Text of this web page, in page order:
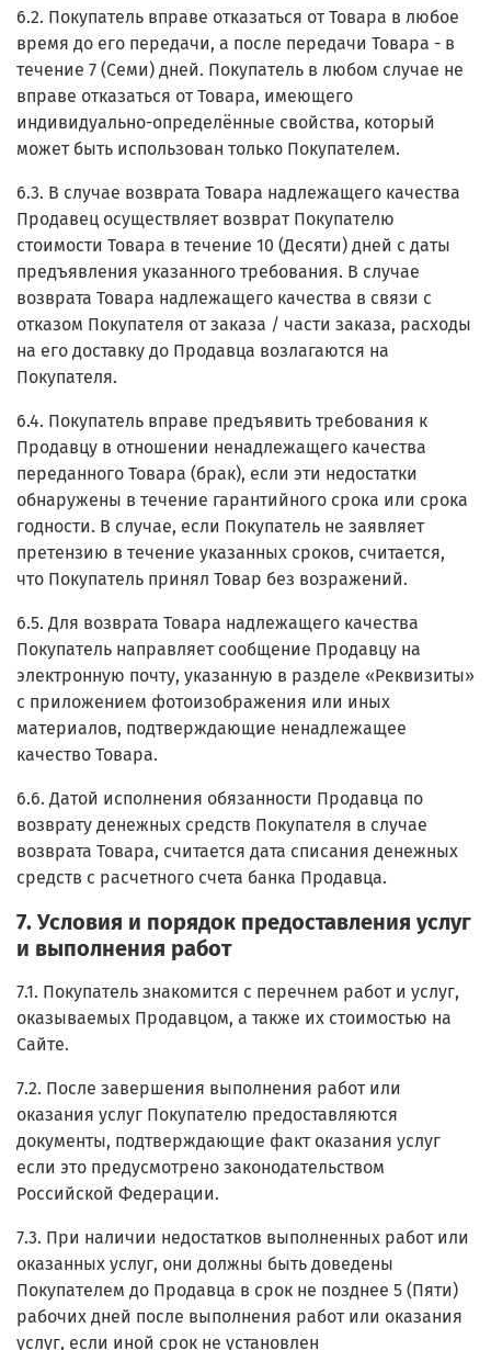
6.2. Покупатель вправе отказаться от Товара в любое
время до его передачи, а после передачи Товара - в
течение 7 (Семи) дней. Покупатель в любом случае не
вправе отказаться от Товара, имеющего
индивидуально-определённые свойства, который
может быть использован только Покупателем.
6.3. В случае возврата Товара надлежащего качества
Продавец осуществляет возврат Покупателю
стоимости Товара в течение 10 (Десяти) дней с даты
предъявления указанного требования. В случае
возврата Товара надлежащего качества в связи с
отказом Покупателя от заказа / части заказа, расходы
на его доставку до Продавца возлагаются на
Покупателя.
6.4. Покупатель вправе предъявить требования к
Продавцу в отношении ненадлежащего качества
переданного Товара (брак), если эти недостатки
обнаружены в течение гарантийного срока или срока
годности. В случае, если Покупатель не заявляет
претензию в течение указанных сроков, считается,
что Покупатель принял Товар без возражений.
6.5. Для возврата Товара надлежащего качества
Покупатель направляет сообщение Продавцу на
электронную почту, указанную в разделе «Реквизиты»
с приложением фотоизображения или иных
материалов, подтверждающие ненадлежащее
качество Товара.
6.6. Датой исполнения обязанности Продавца по
возврату денежных средств Покупателя в случае
возврата Товара, считается дата списания денежных
средств с расчетного счета банка Продавца.
7. Условия и порядок предоставления услуг
и выполнения работ
7.1. Покупатель знакомится с перечнем работ и услуг,
оказываемых Продавцом, а также их стоимостью на
Сайте.
7.2. После завершения выполнения работ или
оказания услуг Покупателю предоставляются
документы, подтверждающие факт оказания услуг
если это предусмотрено законодательством
Российской Федерации.
7.3. При наличии недостатков выполненных работ или
оказанных услуг, они должны быть доведены
Покупателем до Продавца в срок не позднее 5 (Пяти)
рабочих дней после выполнения работ или оказания
услуг, если иной срок не установлен